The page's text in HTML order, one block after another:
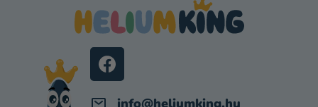
info@heliumking.hu